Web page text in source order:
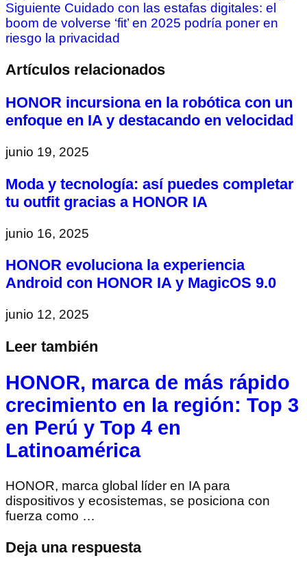
Siguiente Cuidado con las estafas digitales: el
boom de volverse ‘fit’ en 2025 podría poner en
riesgo la privacidad
Artículos relacionados
HONOR incursiona en la robótica con un
enfoque en IA y destacando en velocidad
junio 19, 2025
Moda y tecnología: así puedes completar
tu outfit gracias a HONOR IA
junio 16, 2025
HONOR evoluciona la experiencia
Android con HONOR IA y MagicOS 9.0
junio 12, 2025
Leer también
HONOR, marca de más rápido
crecimiento en la región: Top 3
en Perú y Top 4 en
Latinoamérica
HONOR, marca global líder en IA para
dispositivos y ecosistemas, se posiciona con
fuerza como …
Deja una respuesta